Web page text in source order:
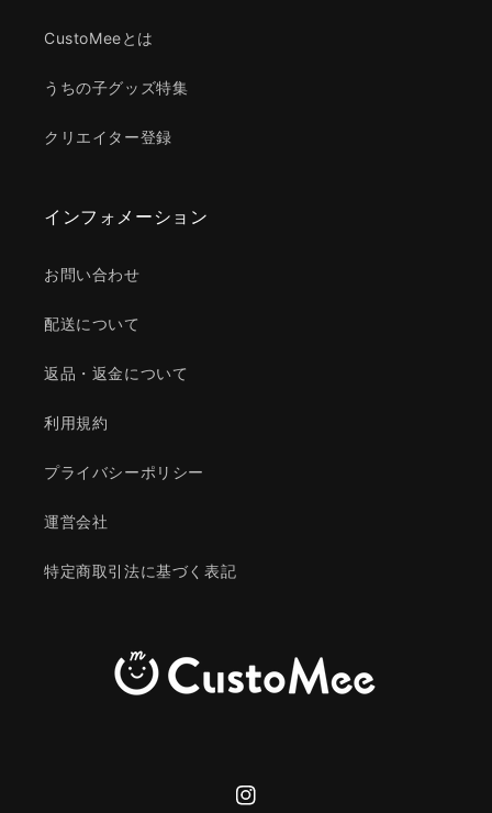
CustoMeeとは
うちの子グッズ特集
クリエイター登録
インフォメーション
お問い合わせ
配送について
返品・返金について
利用規約
プライバシーポリシー
運営会社
特定商取引法に基づく表記
Instagram